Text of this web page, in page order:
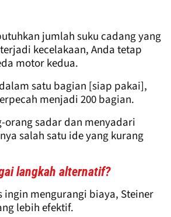
jumlah suku cadang yang
kecelakaan, Anda tetap
motor kedua.
satu bagian [siap pakai],
menjadi 200 bagian.
orang sadar dan menyadari
salah satu ide yang kurang
langkah alternatif?
ingin mengurangi biaya, Steiner
lebih efektif.